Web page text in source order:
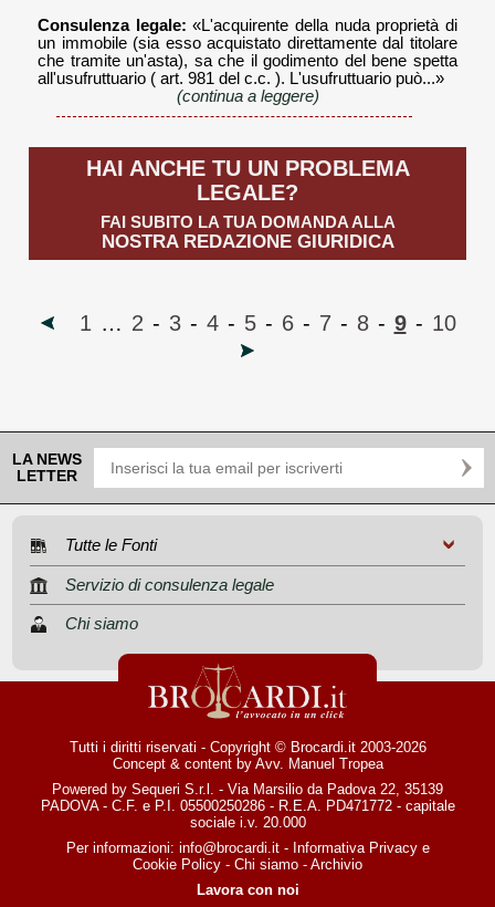
Consulenza legale: «L'acquirente della nuda proprietà di
un immobile (sia esso acquistato direttamente dal titolare
che tramite un'asta), sa che il godimento del bene spetta
all'usufruttuario ( art. 981 del c.c. ). L'usufruttuario può...»
(continua a leggere)
HAI ANCHE TU UN PROBLEMA
LEGALE?
FAI SUBITO LA TUA DOMANDA ALLA
NOSTRA REDAZIONE GIURIDICA
1 … 2 - 3 - 4 - 5 - 6 - 7 - 8 - 9 - 10
LA NEWS
LETTER
Tutte le Fonti
Servizio di consulenza legale
Chi siamo
Tutti i diritti riservati - Copyright © Brocardi.it 2003-2026
Concept & content by Avv. Manuel Tropea
Powered by Sequeri S.r.l. - Via Marsilio da Padova 22, 35139
PADOVA - C.F. e P.I. 05500250286 - R.E.A. PD471772 - capitale
sociale i.v. 20.000
Per informazioni: info@brocardi.it- Informativa Privacye
Cookie Policy - Chi siamo - Archivio
Lavora con noi